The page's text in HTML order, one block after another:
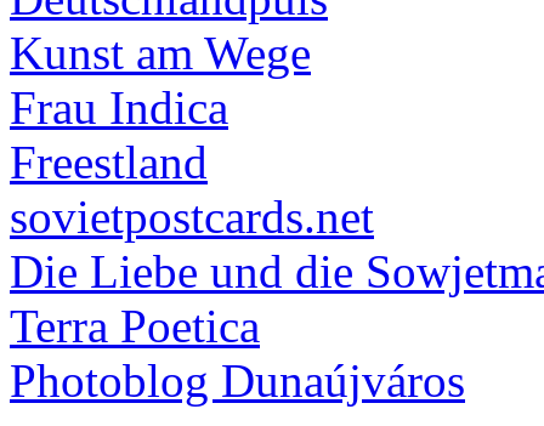
Kunst am Wege
Frau Indica
Freestland
sovietpostcards.net
Die Liebe und die
Terra Poetica
Photoblog Dunaújváros